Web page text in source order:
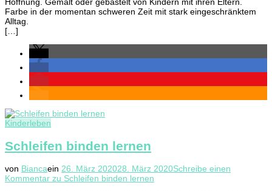
Hoffnung. Gemalt oder gebastelt von Kindern mit ihren Eltern.
Farbe in der momentan schweren Zeit mit stark eingeschränktem
Alltag.
[…]
Kinderleben
Schleifen binden lernen
von Biancaein 26. März 202028. März 2020Schreibe einen
Kommentar zu Schleifen binden lernen